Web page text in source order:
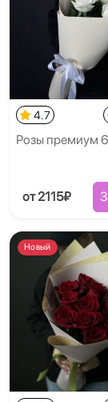
4.7
Розы премиум
от 2115₽
Новый